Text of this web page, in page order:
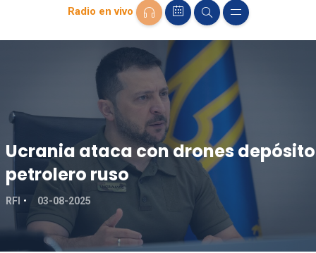
Radio en vivo
Ucrania ataca con drones depósito
petrolero ruso
RFI 03-08-2025